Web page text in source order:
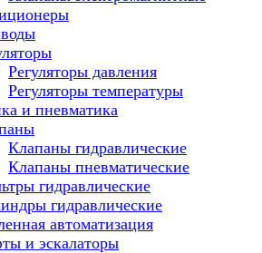
Регуляторы давления
Регуляторы температуры
и пневматика
Клапаны гидравлические
Клапаны пневматические
гидравлические
гидравлические
автоматизация
и эскалаторы